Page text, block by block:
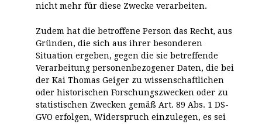
nicht mehr für diese Zwecke verarbeiten.
Zudem hat die betroffene Person das Recht, aus
Gründen, die sich aus ihrer besonderen
Situation ergeben, gegen die sie betreffende
Verarbeitung personenbezogener Daten, die bei
der Kai Thomas Geiger zu wissenschaftlichen
oder historischen Forschungszwecken oder zu
statistischen Zwecken gemäß Art. 89 Abs. 1 DS-
GVO erfolgen, Widerspruch einzulegen, es sei